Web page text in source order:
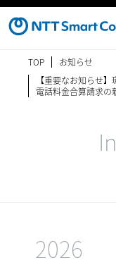
TOP
お知らせ
【重要なお知らせ
電話料金合算請求の
2026